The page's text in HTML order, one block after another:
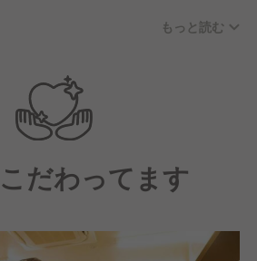
きます。店長で力を発揮した後
ャー等更に大きな役割を担ってい
40代の幅広い人材が男女問わず
しています。
もっと読む
だわってます